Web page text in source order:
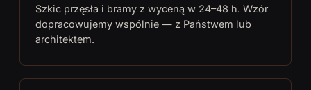
Szkic przęsła i bramy z wyceną w 24–48 h. Wzór
dopracowujemy wspólnie — z Państwem lub
architektem.